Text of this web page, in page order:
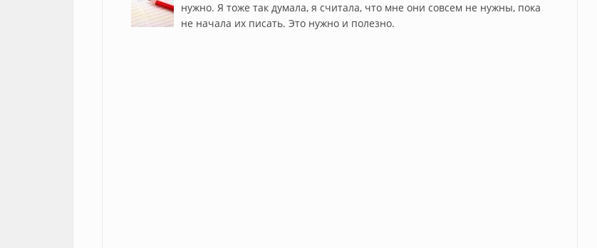
нужно. Я тоже так думала, я считала, что мне они совсем не нужны, пока
не начала их писать. Это нужно и полезно.